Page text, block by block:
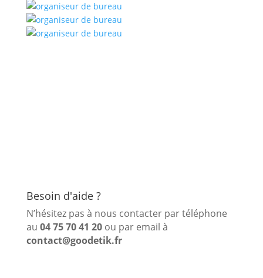
Besoin d'aide ?
N’hésitez pas à nous contacter par téléphone
au 04 75 70 41 20 ou par email à
contact@goodetik.fr